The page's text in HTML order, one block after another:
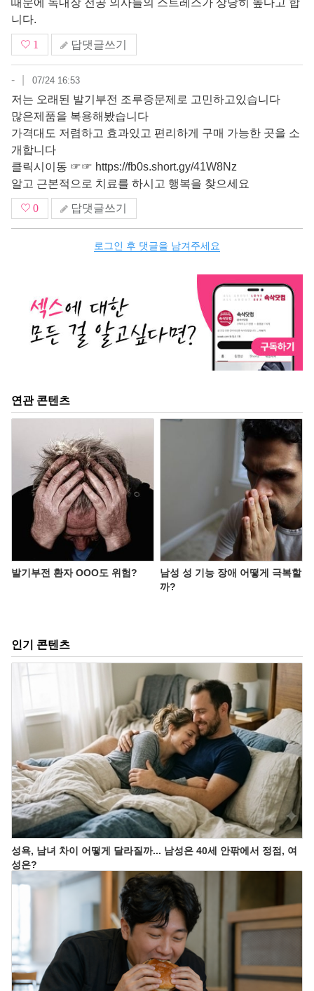
때문에 녹내장 전공 의사들의 스트레스가 상당히 높다고 합
니다.
1 답댓글쓰기
- 07/24 16:53
저­­는 ­­오­­래­­된 발­­기­­부­­전 조­­루­­증­­문­­제­­로 고­­민­­하­­고­­있­­습­­니­­다
많­­은­­제­­품­­을 ­­복­­용­­해­­봤­­습­­니­­다
가­­격­­대­­도 저­­렴­­하­­고 효­­과­있고 편리하게 구매 가능한 곳을 소
개합니다
­­클­­릭­시­이­­동­ ­­☞­­­☞ https://fb0s.short.gy/41W8Nz
­­알­­고 ­­근­­본­­적­­으­­로 치­­료­­를 하­­시­­고­­ 행­­복­­을 찾­­으­­세­­요­­
0 답댓글쓰기
로그인 후 댓글을 남겨주세요
연관 콘텐츠
발기부전 환자 OOO도 위험?
남성 성 기능 장애 어떻게 극복할
까?
인기 콘텐츠
성욕, 남녀 차이 어떻게 달라질까... 남성은 40세 안팎에서 정점, 여
성은?